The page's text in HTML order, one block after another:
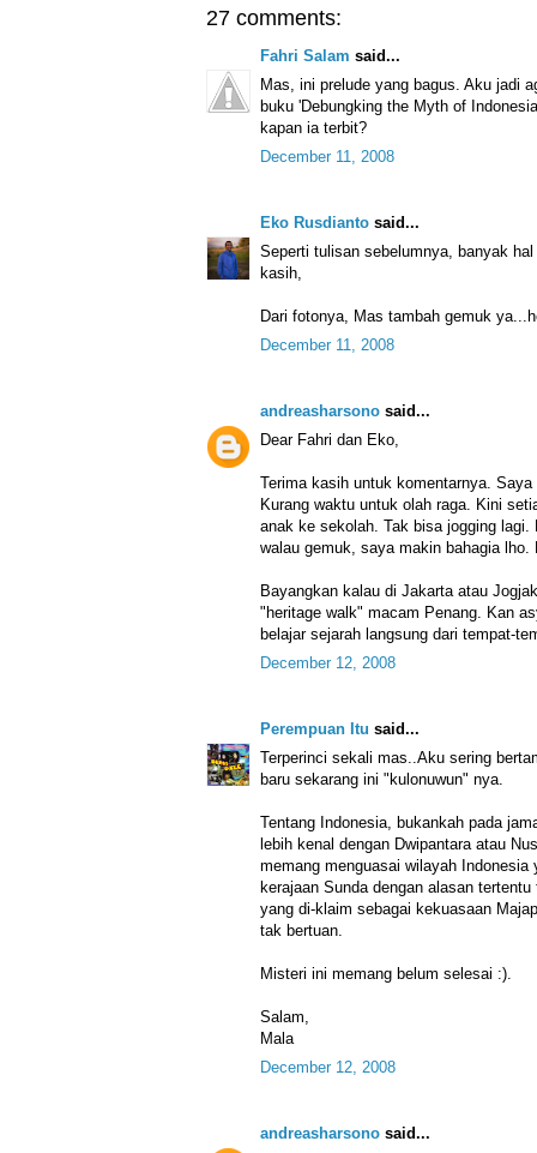
27 comments:
Fahri Salam said...
Mas, ini prelude yang bagus. Aku jadi
buku 'Debungking the Myth of
kapan ia terbit?
December 11, 2008
Eko Rusdianto said...
Seperti tulisan sebelumnya, banyak
kasih,
Dari fotonya, Mas tambah gemuk
December 11, 2008
andreasharsono said...
Dear Fahri dan Eko,
Terima kasih untuk komentarnya.
Kurang waktu untuk olah raga. Kini
anak ke sekolah. Tak bisa jogging lagi.
walau gemuk, saya makin bahagia lho.
Bayangkan kalau di Jakarta atau
"heritage walk" macam Penang. Kan
belajar sejarah langsung dari tempat-
December 12, 2008
Perempuan Itu said...
Terperinci sekali mas..Aku sering
baru sekarang ini "kulonuwun" nya.
Tentang Indonesia, bukankah pada
lebih kenal dengan Dwipantara atau
memang menguasai wilayah Indonesia
kerajaan Sunda dengan alasan
yang di-klaim sebagai kekuasaan
tak bertuan.
Misteri ini memang belum selesai :).
Salam,
Mala
December 12, 2008
andreasharsono said...